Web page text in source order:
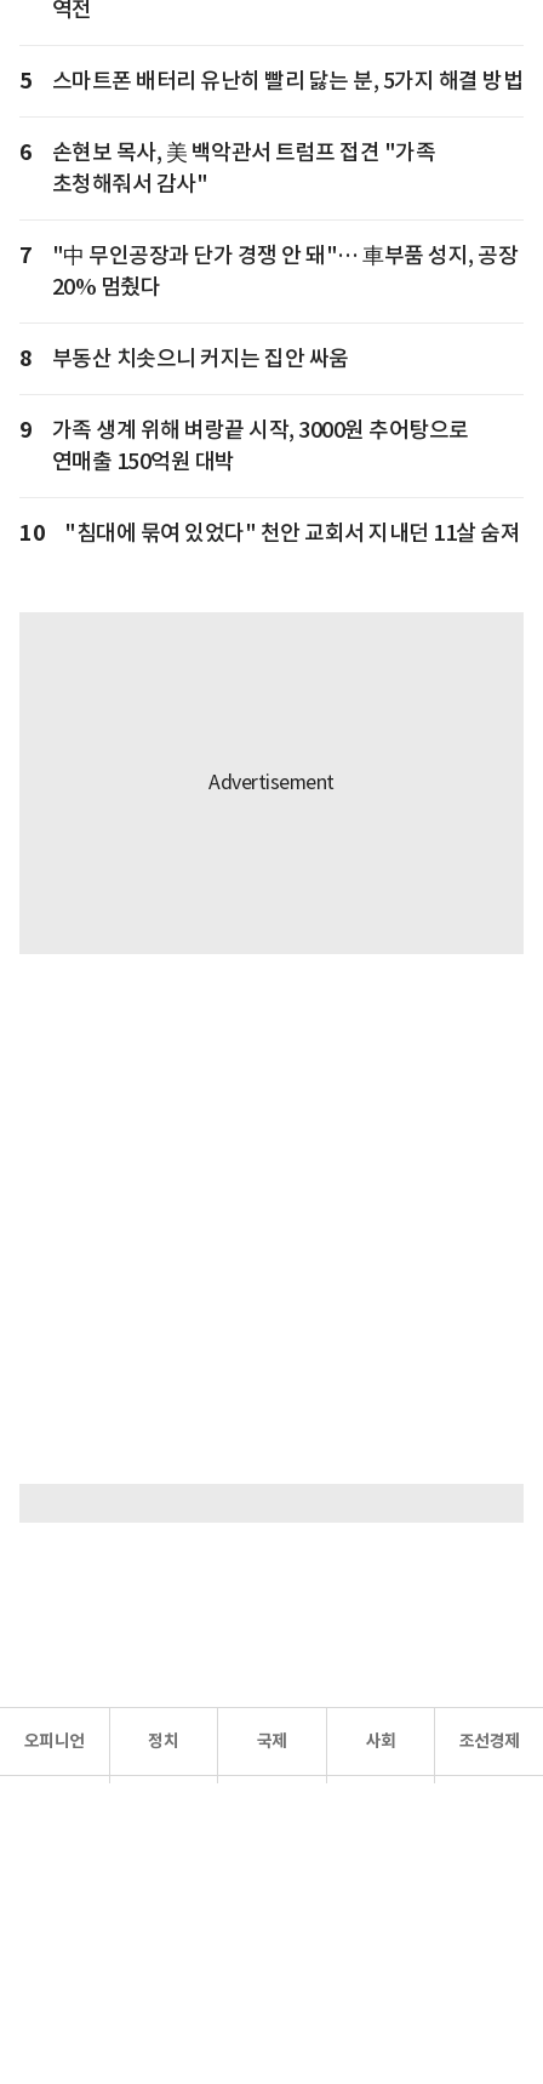
역전
5 스마트폰 배터리 유난히 빨리 닳는 분, 5가지 해결 방법
6
손현보 목사, 美 백악관서 트럼프 접견 "가족
초청해줘서 감사"
7
"中 무인공장과 단가 경쟁 안 돼"… 車부품 성지, 공장
20% 멈췄다
8 부동산 치솟으니 커지는 집안 싸움
9
가족 생계 위해 벼랑끝 시작, 3000원 추어탕으로
연매출 150억원 대박
10 "침대에 묶여 있었다" 천안 교회서 지내던 11살 숨져
오피니언 정치 국제 사회 조선경제